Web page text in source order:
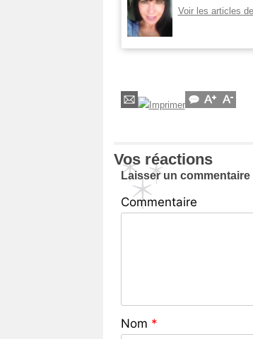
Voir les articles
Vos réactions
Laisser un commentaire
Commentaire
Nom *